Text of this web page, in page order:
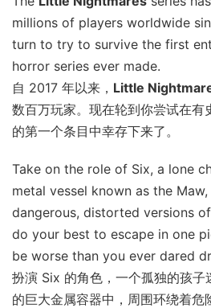
millions of players worldwide
turn to try to survive the first
horror series ever made.
自 2017 年以来， Little
数百万玩家。现在轮到你尝试在有
的第一个条目中幸存下来了。
Take on the role of Six, a lone
metal vessel known as the
dangerous, distorted versions
do your best to escape in one
be worse than you ever dared
扮演 Six 的角色，一个孤独的孩
的巨大金属容器中，周围环绕着危